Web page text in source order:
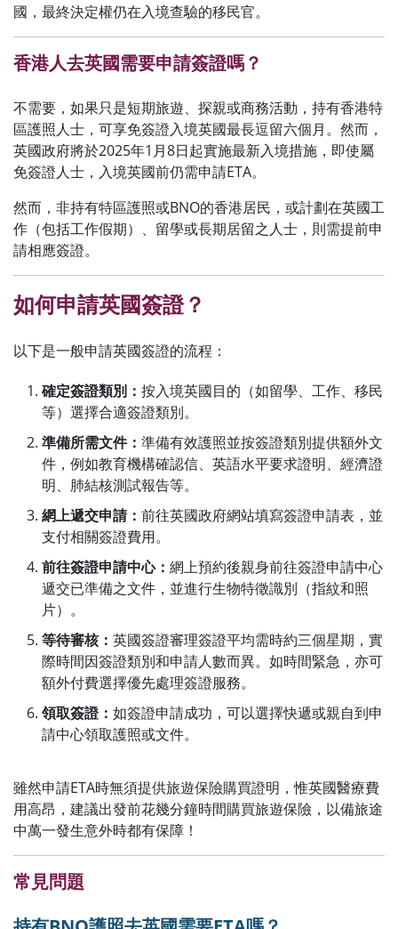
國，最終決定權仍在入境查驗的移民官。
香港人去英國需要申請簽證嗎？
不需要，如果只是短期旅遊、探親或商務活動，持有香港特
區護照人士，可享免簽證入境英國最長逗留六個月。然而，
英國政府將於2025年1月8日起實施最新入境措施，即使屬
免簽證人士，入境英國前仍需申請ETA。
然而，非持有特區護照或BNO的香港居民，或計劃在英國工
作（包括工作假期）、留學或長期居留之人士，則需提前申
請相應簽證。
如何申請英國簽證？
以下是一般申請英國簽證的流程：
確定簽證類別： 按入境英國目的（如留學、工作、移民
等）選擇合適簽證類別。
準備所需文件： 準備有效護照並按簽證類別提供額外文
件，例如教育機構確認信、英語水平要求證明、經濟證
明、肺結核測試報告等。
網上遞交申請： 前往英國政府網站填寫簽證申請表，並
支付相關簽證費用。
前往簽證申請中心： 網上預約後親身前往簽證申請中心
遞交已準備之文件，並進行生物特徵識別（指紋和照
片）。
等待審核： 英國簽證審理簽證平均需時約三個星期，實
際時間因簽證類別和申請人數而異。如時間緊急，亦可
額外付費選擇優先處理簽證服務。
領取簽證： 如簽證申請成功，可以選擇快遞或親自到申
請中心領取護照或文件。
雖然申請ETA時無須提供旅遊保險購買證明，惟英國醫療費
用高昂，建議出發前花幾分鐘時間購買旅遊保險，以備旅途
中萬一發生意外時都有保障！
常見問題